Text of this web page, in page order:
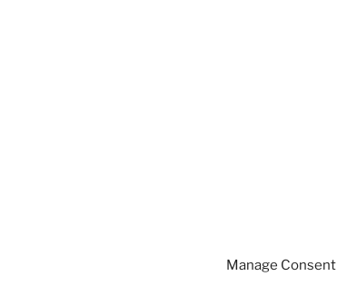
Manage Consent